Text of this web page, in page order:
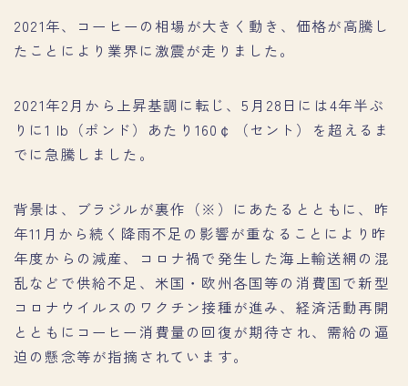
2021年、コーヒーの相場が大きく動き、価格が高騰し
たことにより業界に激震が走りました。
2021年2月から上昇基調に転じ、5月28日には4年半ぶ
りに1 lb（ポンド）あたり160￠（セント）を超えるま
でに急騰しました。
背景は、ブラジルが裏作（※）にあたるとともに、昨
年11月から続く降雨不足の影響が重なることにより昨
年度からの減産、コロナ禍で発生した海上輸送網の混
乱などで供給不足、米国・欧州各国等の消費国で新型
コロナウイルスのワクチン接種が進み、経済活動再開
とともにコーヒー消費量の回復が期待され、需給の逼
迫の懸念等が指摘されています。